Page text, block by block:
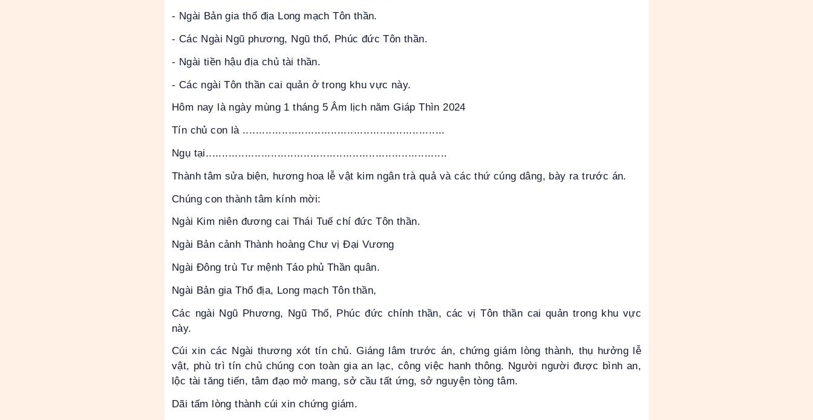
- Ngài Bản gia thổ địa Long mạch Tôn thần.
- Các Ngài Ngũ phương, Ngũ thổ, Phúc đức Tôn thần.
- Ngài tiền hậu địa chủ tài thần.
- Các ngài Tôn thần cai quản ở trong khu vực này.
Hôm nay là ngày mùng 1 tháng 5 Âm lịch năm Giáp Thìn 2024
Tín chủ con là ..............................................................
Ngụ tại..........................................................................
Thành tâm sửa biện, hương hoa lễ vật kim ngân trà quả và các thứ cúng dâng, bày ra trước án.
Chúng con thành tâm kính mời:
Ngài Kim niên đương cai Thái Tuế chí đức Tôn thần.
Ngài Bản cảnh Thành hoàng Chư vị Đại Vương
Ngài Đông trù Tư mệnh Táo phủ Thần quân.
Ngài Bản gia Thổ địa, Long mạch Tôn thần,
Các ngài Ngũ Phương, Ngũ Thổ, Phúc đức chính thần, các vị Tôn thần cai quản trong khu vực
này.
Cúi xin các Ngài thương xót tín chủ. Giáng lâm trước án, chứng giám lòng thành, thụ hưởng lễ
vật, phù trì tín chủ chúng con toàn gia an lạc, công việc hanh thông. Người người được bình an,
lộc tài tăng tiến, tâm đạo mở mang, sở cầu tất ứng, sở nguyện tòng tâm.
Dãi tấm lòng thành cúi xin chứng giám.